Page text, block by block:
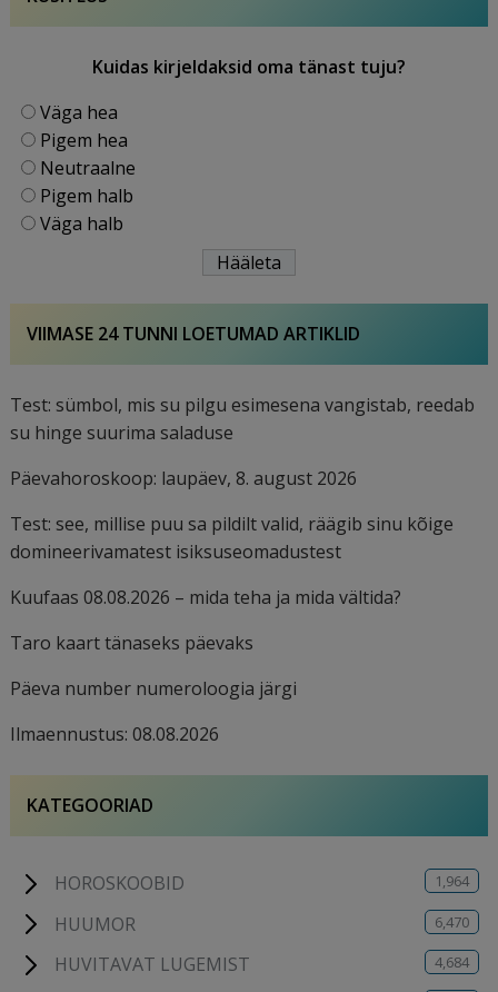
Kuidas kirjeldaksid oma tänast tuju?
Väga hea
Pigem hea
Neutraalne
Pigem halb
Väga halb
VIIMASE 24 TUNNI LOETUMAD ARTIKLID
Test: sümbol, mis su pilgu esimesena vangistab, reedab
su hinge suurima saladuse
Päevahoroskoop: laupäev, 8. august 2026
Test: see, millise puu sa pildilt valid, räägib sinu kõige
domineerivamatest isiksuseomadustest
Kuufaas 08.08.2026 – mida teha ja mida vältida?
Taro kaart tänaseks päevaks
Päeva number numeroloogia järgi
Ilmaennustus: 08.08.2026
KATEGOORIAD
HOROSKOOBID 1,964
HUUMOR 6,470
HUVITAVAT LUGEMIST 4,684